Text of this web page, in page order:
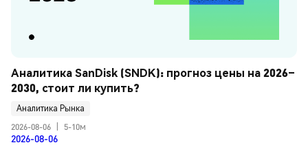
Аналитика SanDisk (SNDK): прогноз цены на 2026–
2030, стоит ли купить?
Аналитика Рынка
2026-08-06
5-10м
2026-08-06